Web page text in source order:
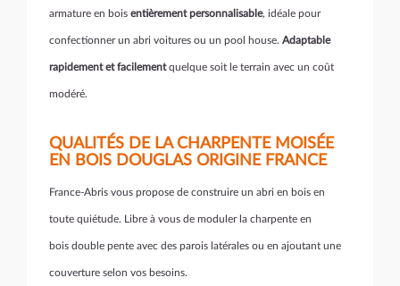
armature en bois entièrement personnalisable, idéale pour
confectionner un abri voitures ou un pool house. Adaptable
rapidement et facilementquelque soit le terrain avec un coût
modéré.
QUALITÉS DE LA CHARPENTE MOISÉE
EN BOIS DOUGLAS ORIGINE FRANCE
France-Abris vous propose de construire un abri en bois en
toute quiétude. Libre à vous de moduler la charpente en
bois double pente avec des parois latérales ou en ajoutant une
couverture selon vos besoins.